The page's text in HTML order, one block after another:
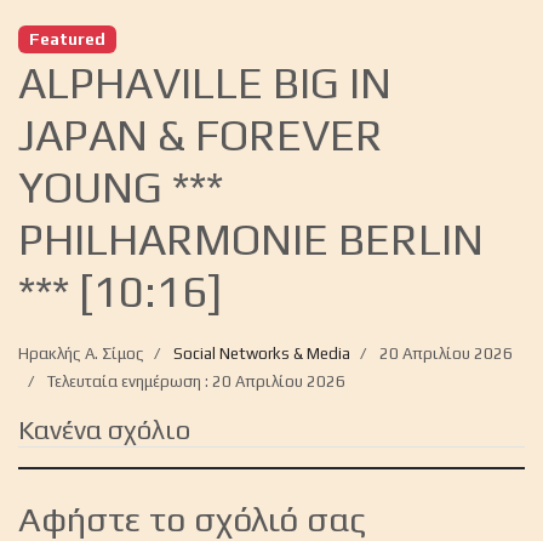
Featured
ALPHAVILLE BIG IN
JAPAN & FOREVER
YOUNG ***
PHILHARMONIE BERLIN
*** [10:16]
Ηρακλής Α. Σίμος Social Networks & Media
20 Απριλίου 2026
Τελευταία ενημέρωση : 20 Απριλίου 2026
Κανένα σχόλιο
Αφήστε το σχόλιό σας